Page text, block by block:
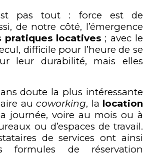
pas tout : force est de
de notre côté, l’émergence
pratiques locatives ; avec le
difficile pour l’heure de se
leur durabilité, mais elles
doute la plus intéressante
aucoworking, la location
journée, voire au mois ou à
ou d’espaces de travail.
de services ont ainsi
formules de réservation